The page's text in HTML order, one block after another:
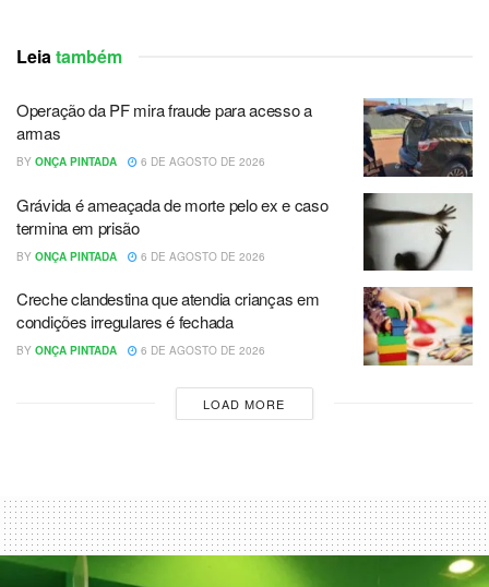
Leiatambém
Operação da PF mira fraude para acesso a
armas
BY ONÇA PINTADA 6 DE AGOSTO DE 2026
Grávida é ameaçada de morte pelo ex e caso
termina em prisão
BY ONÇA PINTADA 6 DE AGOSTO DE 2026
Creche clandestina que atendia crianças em
condições irregulares é fechada
BY ONÇA PINTADA 6 DE AGOSTO DE 2026
LOAD MORE